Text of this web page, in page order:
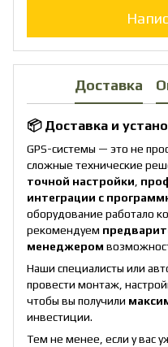
Доставка
📦 Доставка и
GPS-системы — это не
сложные технические
точной настройки
интеграции с
оборудование работало
рекомендуем
менеджером
Наши специалисты или
провести монтаж,
чтобы вы получили
инвестиции.
Тем не менее, если у вас